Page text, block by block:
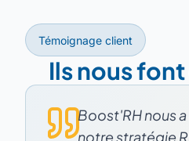
Témoignage client
Ils nous
Boost'RH nous
notre stratégie